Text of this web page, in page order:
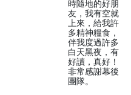
時隨地的好朋
友，我有空就
上來，給我許
多精神糧食，
伴我度過許多
白天黑夜，有
好讀，真好！
非常感謝幕後
團隊。